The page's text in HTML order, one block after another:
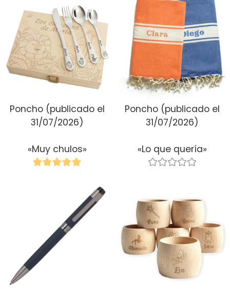
Poncho (publicado el
31/07/2026)
«Muy chulos»
Poncho (publicado el
31/07/2026)
«Lo que quería»